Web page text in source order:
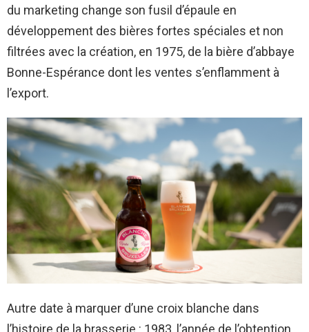
du marketing change son fusil d’épaule en
développement des bières fortes spéciales et non
filtrées avec la création, en 1975, de la bière d’abbaye
Bonne-Espérance dont les ventes s’enflamment à
l’export.
Autre date à marquer d’une croix blanche dans